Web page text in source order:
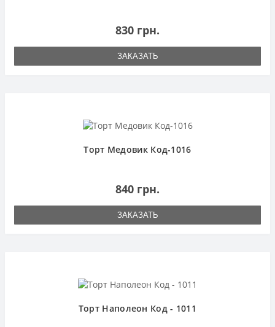
830 грн.
ЗАКАЗАТЬ
Торт Медовик Код-1016
840 грн.
ЗАКАЗАТЬ
Торт Наполеон Код - 1011